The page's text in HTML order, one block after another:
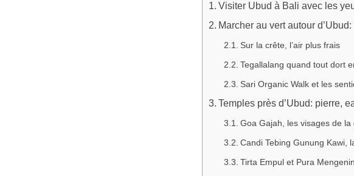
Visiter Ubud à Bali avec les
Marcher au vert autour
Sur la crête, l’air plus frais
Tegallalang quand tout dort
Sari Organic Walk et les
Temples près d’Ubud: pierre,
Goa Gajah, les visages de la
Candi Tebing Gunung Kawi,
Tirta Empul et Pura